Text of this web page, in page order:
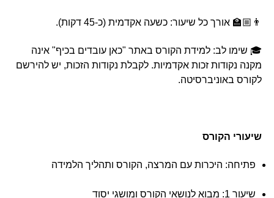
👨🏼‍🏫 אורך כל שיעור: כשעה אקדמית (כ-45 דקות).
🎓 שימו לב: למידת הקורס באתר "כאן עובדים בכיף" אינה
מקנה נקודות זכות אקדמיות. לקבלת נקודות הזכות, יש להירשם
לקורס באוניברסיטה.
שיעורי הקורס
פתיחה: היכרות עם המרצה, הקורס ותהליך הלמידה
שיעור 1: מבוא לנושאי הקורס ומושגי יסוד